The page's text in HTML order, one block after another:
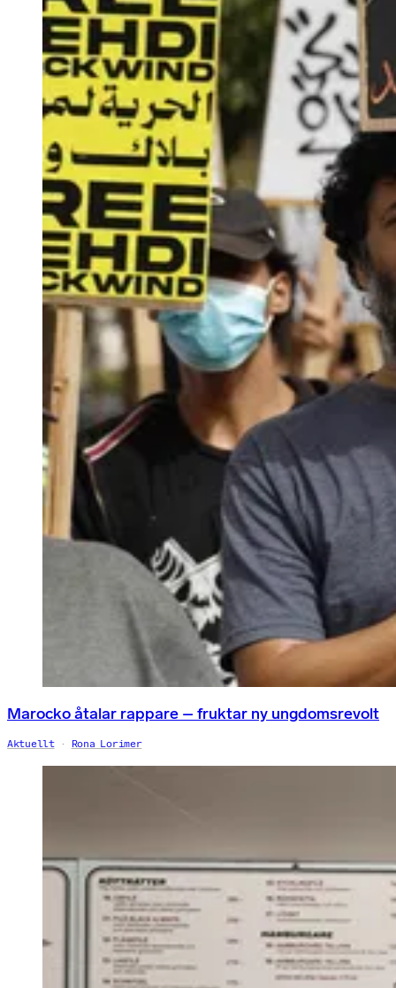
Marocko åtalar rappare – fruktar ny ungdomsrevolt
Aktuellt Rona Lorimer